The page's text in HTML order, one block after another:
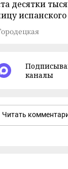
десятки
каналы
Читать